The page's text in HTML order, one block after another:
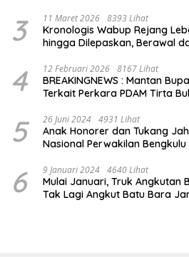
3 11 Maret 2026 8393 Lihat
Kronologis Wabup Rejang
hingga Dilepaskan, Berawal
4 12 Februari 2026 8167 Lihat
BREAKINGNEWS : Mantan
Terkait Perkara PDAM Tirta
5 26 Juni 2024 4931 Lihat
Anak Honorer dan Tukang
Nasional Perwakilan Bengkulu
6 9 Januari 2024 4640 Lihat
Mulai Januari, Truk Angkutan
Tak Lagi Angkut Batu Bara